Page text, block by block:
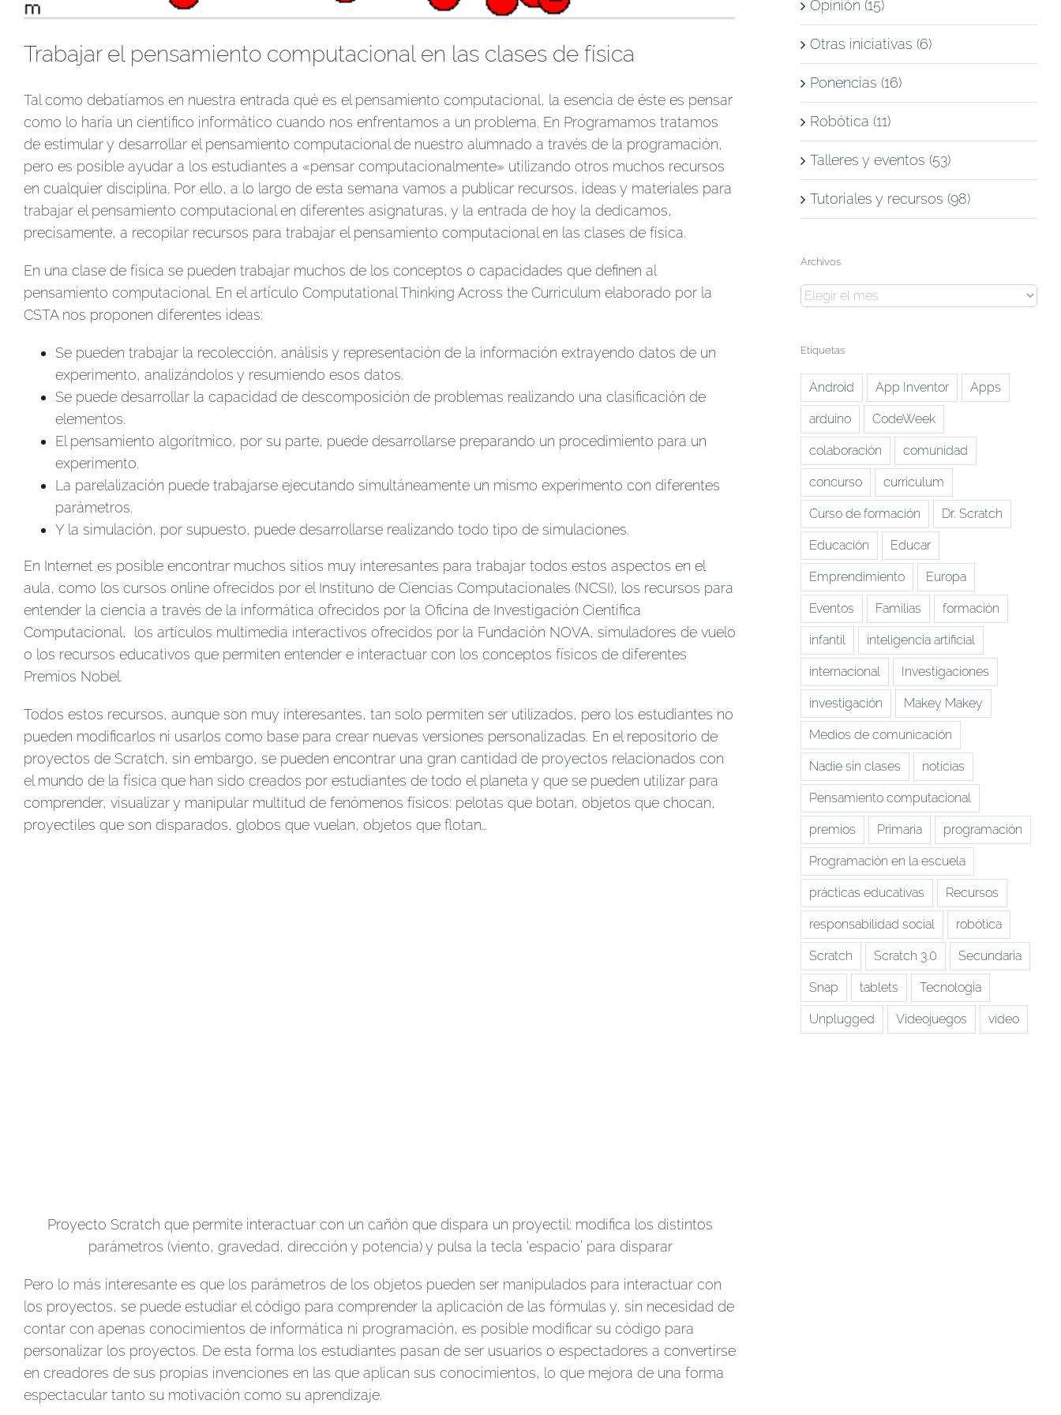
Trabajar el pensamiento computacional en las clases de física
Tal como debatíamos en nuestra entrada qué es el pensamiento computacional, la esencia de éste es pensar
como lo haría un científico informático cuando nos enfrentamos a un problema. En Programamos tratamos
de estimular y desarrollar el pensamiento computacional de nuestro alumnado a través de la programación,
pero es posible ayudar a los estudiantes a «pensar computacionalmente» utilizando otros muchos recursos
en cualquier disciplina. Por ello, a lo largo de esta semana vamos a publicar recursos, ideas y materiales para
trabajar el pensamiento computacional en diferentes asignaturas, y la entrada de hoy la dedicamos,
precisamente, a recopilar recursos para trabajar el pensamiento computacional en las clases de física.
En una clase de física se pueden trabajar muchos de los conceptos o capacidades que definen al
pensamiento computacional. En el artículo Computational Thinking Across the Curriculum elaborado por la
CSTAnos proponen diferentes ideas:
Se pueden trabajar la recolección, análisis y representación de la información extrayendo datos de un
experimento, analizándolos y resumiendo esos datos.
Se puede desarrollar la capacidad de descomposición de problemas realizando una clasificación de
elementos.
El pensamiento algorítmico, por su parte, puede desarrollarse preparando un procedimiento para un
experimento.
La parelalización puede trabajarse ejecutando simultáneamente un mismo experimento con diferentes
parámetros.
Y la simulación, por supuesto, puede desarrollarse realizando todo tipo de simulaciones.
En Internet es posible encontrar muchos sitios muy interesantes para trabajar todos estos aspectos en el
aula, como los cursos online ofrecidos por el Instituno de Ciencias Computacionales (NCSI), los recursos para
entender la ciencia a través de la informática ofrecidos por la Oficina de Investigación Científica
Computacional, los artículos multimedia interactivos ofrecidos por la Fundación NOVA, simuladores de vuelo
o los recursos educativos que permiten entender e interactuar con los conceptos físicos de diferentes
Premios Nobel.
Todos estos recursos, aunque son muy interesantes, tan solo permiten ser utilizados, pero los estudiantes no
pueden modificarlos ni usarlos como base para crear nuevas versiones personalizadas. En el repositorio de
proyectos de Scratch, sin embargo, se pueden encontrar una gran cantidad de proyectos relacionados con
el mundo de la física que han sido creados por estudiantes de todo el planeta y que se pueden utilizar para
comprender, visualizar y manipular multitud de fenómenos físicos: pelotas que botan, objetos que chocan,
proyectiles que son disparados, globos que vuelan, objetos que flotan…
Proyecto Scratch que permite interactuar con un cañón que dispara un proyectil: modifica los distintos
parámetros (viento, gravedad, dirección y potencia) y pulsa la tecla ‘espacio’ para disparar
Pero lo más interesante es que los parámetros de los objetos pueden ser manipulados para interactuar con
los proyectos, se puede estudiar el código para comprender la aplicación de las fórmulas y, sin necesidad de
contar con apenas conocimientos de informática ni programación, es posible modificar su código para
personalizar los proyectos. De esta forma los estudiantes pasan de ser usuarios o espectadores a convertirse
en creadores de sus propias invenciones en las que aplican sus conocimientos, lo que mejora de una forma
espectacular tanto su motivación como su aprendizaje.
Opinión (15)
Otras iniciativas (6)
Ponencias (16)
Robótica (11)
Talleres y eventos (53)
Tutoriales y recursos (98)
Archivos
Archivos
Etiquetas
Android App Inventor Apps
arduino CodeWeek
colaboración comunidad
concurso curriculum
Curso de formación Dr. Scratch
Educación Educar
Emprendimiento Europa
Eventos Familias formación
infantil inteligencia artificial
internacional Investigaciones
investigación Makey Makey
Medios de comunicación
Nadie sin clases noticias
Pensamiento computacional
premios Primaria programación
Programación en la escuela
prácticas educativas Recursos
responsabilidad social robótica
Scratch Scratch 3.0 Secundaria
Snap tablets Tecnologia
Unplugged Videojuegos vídeo